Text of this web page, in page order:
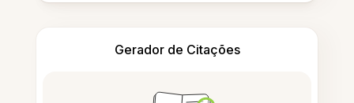
Gerador de Citações